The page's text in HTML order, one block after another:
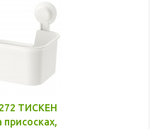
ТИСКЕН
присосках,